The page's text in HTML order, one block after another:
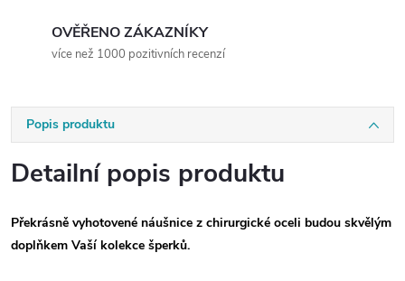
OVĚŘENO ZÁKAZNÍKY
více než 1000 pozitivních recenzí
Popis produktu
Detailní popis produktu
Překrásně vyhotovené náušnice z chirurgické oceli budou skvělým
doplňkem Vaší kolekce šperků.